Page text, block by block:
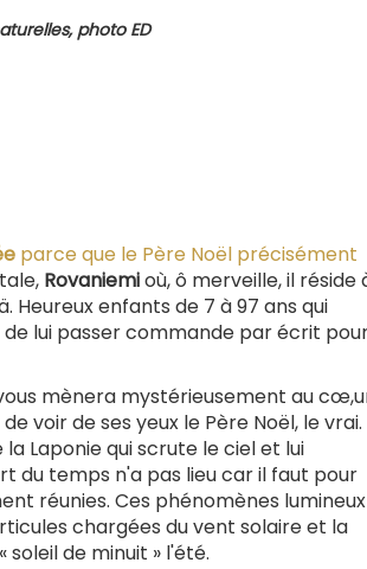
photo ED
parce que le Père Noël précisément
Rovaniemioù, ô merveille, il réside
Heureux enfants de 7 à 97 ans qui
lui passer commande par écrit
mènera mystérieusement au
voir de ses yeux le Père Noël, le vrai.
Laponie qui scrute le ciel et lui
du temps n'a pas lieu car il faut pour
réunies. Ces phénomènes lumineux
chargées du vent solaire et la
de minuit » l'été.